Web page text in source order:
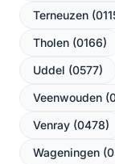
Terneuzen
Tholen (0166)
Uddel (0577)
Veenwouden
Venray (0478)
Wageningen